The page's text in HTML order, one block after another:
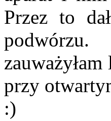
Przez to
przy
:)